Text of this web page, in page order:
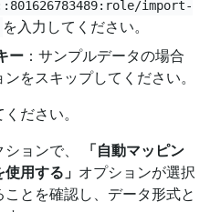
import-
を入力してください。
ー ：サンプルデータの場合
をスキップしてください。
ださい。
ションで、
「自動マッピン
使用する」 オプションが選択
とを確認し、データ形式と